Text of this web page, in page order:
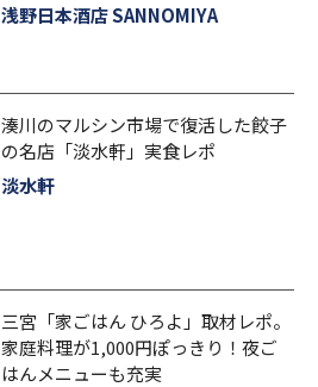
浅野日本酒店 SANNOMIYA
湊川のマルシン市場で復活した餃子
の名店「淡水軒」実食レポ
淡水軒
三宮「家ごはん ひろよ」取材レポ。
家庭料理が1,000円ぽっきり！夜ご
はんメニューも充実